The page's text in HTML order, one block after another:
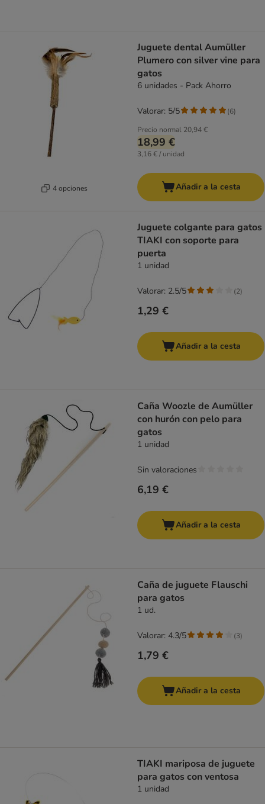
4 opciones
Juguete dental Aumüller
Plumero con silver vine para
gatos
6 unidades - Pack Ahorro
Precio normal 20,94 €
18,99 €
3,16 € / unidad
Valorar: 5/5 (6)
Añadir a la cesta
Juguete colgante para gatos
TIAKI con soporte para
puerta
1 unidad
1,29 €
Valorar: 2.5/5 (2)
Añadir a la cesta
Caña Woozle de Aumüller
con hurón con pelo para
gatos
1 unidad
6,19 €
Sin valoraciones
Añadir a la cesta
Caña de juguete Flauschi
para gatos
1 ud.
1,79 €
Valorar: 4.3/5 (3)
Añadir a la cesta
TIAKI mariposa de juguete
para gatos con ventosa
1 unidad